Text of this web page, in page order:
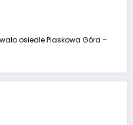
osiedle Piaskowa Góra –